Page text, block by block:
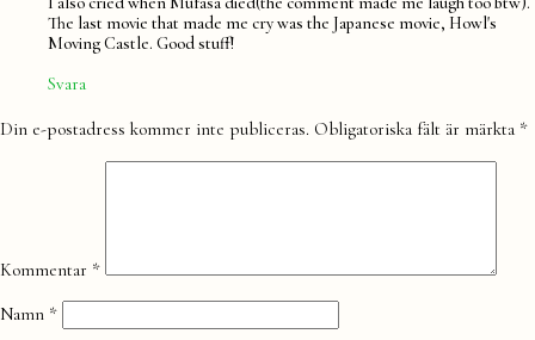
The last movie that made me cry was the Japanese movie, Howl's
Moving Castle. Good stuff!
Svara
Lämna
Din e-postadress kommer inte publiceras. Obligatoriska fält är märkta *
Kommentar *
Namn *